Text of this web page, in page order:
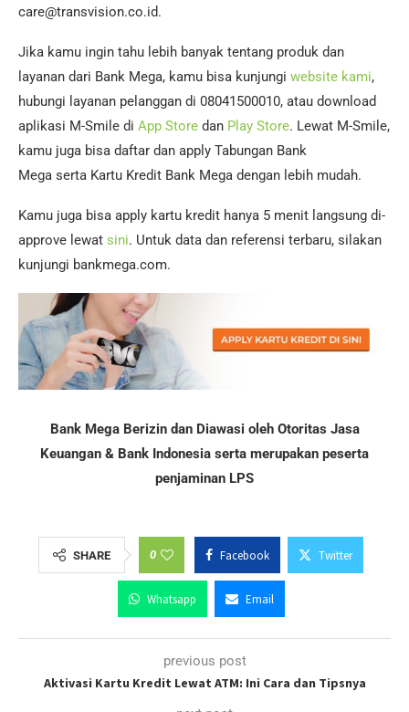
care@transvision.co.id.
Jika kamu ingin tahu lebih banyak tentang produk dan
layanan dari Bank Mega, kamu bisa kunjungi website kami,
hubungi layanan pelanggan di 08041500010, atau download
aplikasi M-Smile di App Store dan Play Store. Lewat M-Smile,
kamu juga bisa daftar dan apply Tabungan Bank
Mega serta Kartu Kredit Bank Mega dengan lebih mudah.
Kamu juga bisa apply kartu kredit hanya 5 menit langsung di-
approve lewat sini. Untuk data dan referensi terbaru, silakan
kunjungi bankmega.com.
Bank Mega Berizin dan Diawasi oleh Otoritas Jasa
Keuangan & Bank Indonesia serta merupakan peserta
penjaminan LPS
SHARE 0 Facebook Twitter
Whatsapp Email
previous post
Aktivasi Kartu Kredit Lewat ATM: Ini Cara dan Tipsnya